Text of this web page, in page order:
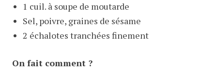
1 cuil. à soupe de moutarde
Sel, poivre, graines de sésame
2 échalotes tranchées finement
On fait comment ?